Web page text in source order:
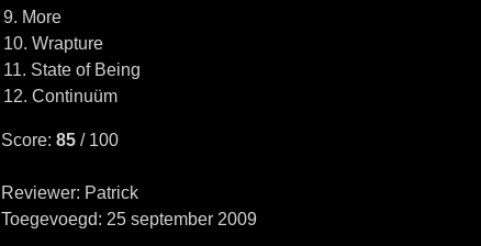
9. More
10. Wrapture
11. State of Being
12. Continuüm
Score: 85/ 100
Reviewer: Patrick
Toegevoegd: 25 september 2009